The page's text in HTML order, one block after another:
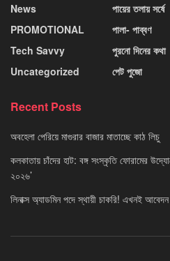
News
PROMOTIONAL
Tech Savvy
Uncategorized
পায়ের তলায় সর্ষে
পালা- পাব্বণ
পুরনো দিনের কথা
পেট পুজো
Recent Posts
অবহেলা পেরিয়ে মাগুরার বাজার মাতাচ্ছে কাঠ লিচু
কলকাতায় চাঁদের হাট: বঙ্গ সংস্কৃতি ফোরামের
২০২৬’
লিনাক্স অ্যাডমিন পদে স্থায়ী চাকরি! এখনই